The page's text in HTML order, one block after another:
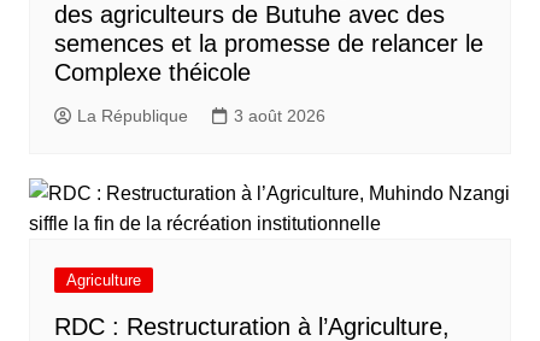
des agriculteurs de Butuhe avec des
semences et la promesse de relancer le
Complexe théicole
La République 3 août 2026
Agriculture
RDC : Restructuration à l’Agriculture,